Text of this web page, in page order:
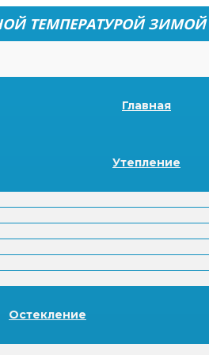
ТЕМПЕРАТУРОЙ ЗИМОЙ
Главная
Утепление
Остекление